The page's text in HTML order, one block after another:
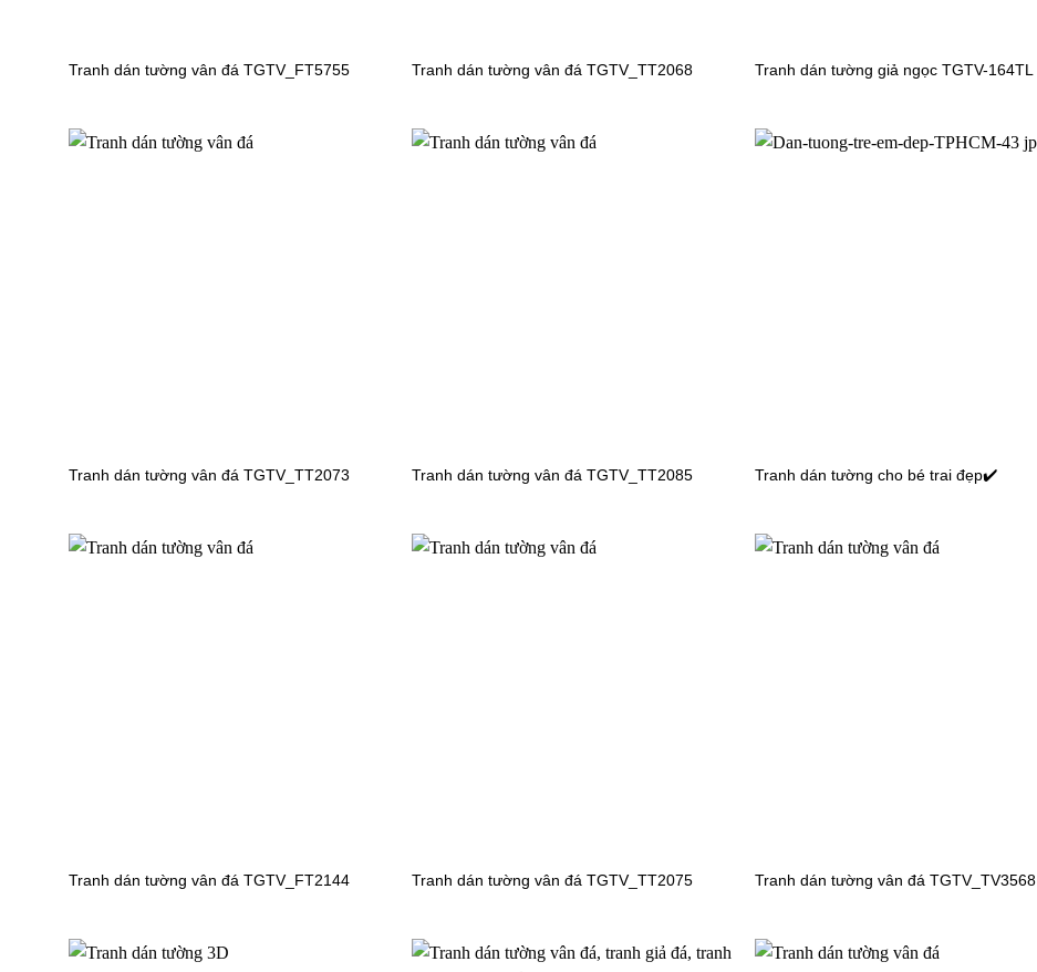
Tranh dán tường công chúa FM_30502 Tranh dán tường công chúa TV6251 Tranh dán tường công chúa TV6007
Tranh dán tường vân đá TGTV_FT5755 Tranh dán tường vân đá TGTV_TT2068 Tranh dán tường giả ngọc TGTV-164TL
Tranh dán tường vân đá TGTV_TT2073 Tranh dán tường vân đá TGTV_TT2085 Tranh dán tường cho bé trai đẹp✔️
Tranh dán tường vân đá TGTV_FT2144 Tranh dán tường vân đá TGTV_TT2075 Tranh dán tường vân đá TGTV_TV3568